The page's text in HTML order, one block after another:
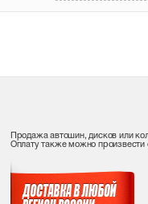
Продажа автошин, дисков или
Оплату также можно